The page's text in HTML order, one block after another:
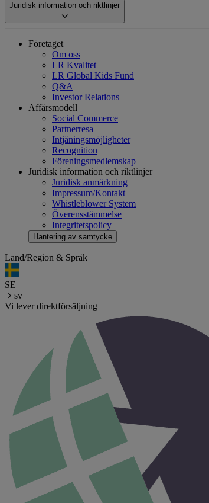
Juridisk information och riktlinjer
Företaget
Om oss
LR Kvalitet
LR Global Kids Fund
Q&A
Investor Relations
Affärsmodell
Social Commerce
Partnerresa
Intjäningsmöjligheter
Recognition
Föreningsmedlemskap
Juridisk information och riktlinjer
Juridisk anmärkning
Impressum/Kontakt
Whistleblower System
Överensstämmelse
Integritetspolicy
Hantering av samtycke
Land/Region & Språk
SE
sv
Vi lever direktförsäljning